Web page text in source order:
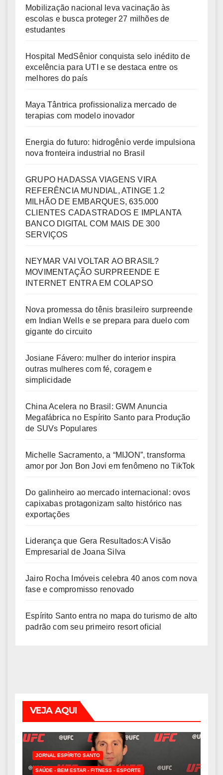
Mobilização nacional leva vacinação às
escolas e busca proteger 27 milhões de
estudantes
Hospital MedSênior conquista selo inédito de
excelência para UTI e se destaca entre os
melhores do país
Maya Tântrica profissionaliza mercado de
terapias com modelo inovador
Energia do futuro: hidrogênio verde impulsiona
nova fronteira industrial no Brasil
GRUPO HADASSA VIAGENS VIRA
REFERÊNCIA MUNDIAL, ATINGE 1.2
MILHÃO DE EMBARQUES, 635.000
CLIENTES CADASTRADOS E IMPLANTA
BANCO DIGITAL COM MAIS DE 300
SERVIÇOS
NEYMAR VAI VOLTAR AO BRASIL?
MOVIMENTAÇÃO SURPREENDE E
INTERNET ENTRA EM COLAPSO
Nova promessa do tênis brasileiro surpreende
em Indian Wells e se prepara para duelo com
gigante do circuito
Josiane Fávero: mulher do interior inspira
outras mulheres com fé, coragem e
simplicidade
China Acelera no Brasil: GWM Anuncia
Megafábrica no Espírito Santo para Produção
de SUVs Populares
Michelle Sacramento, a “MIJON”, transforma
amor por Jon Bon Jovi em fenômeno no TikTok
Do galinheiro ao mercado internacional: ovos
capixabas protagonizam salto histórico nas
exportações
Liderança que Gera Resultados:A Visão
Empresarial de Joana Silva
Jairo Rocha Imóveis celebra 40 anos com nova
fase e compromisso renovado
Espírito Santo entra no mapa do turismo de alto
padrão com seu primeiro resort oficial
VEJA AQUI
JORNAL ESPÍRITO SANTO
SAÚDE - BEM ESTAR - FITNESS - ESPORTE